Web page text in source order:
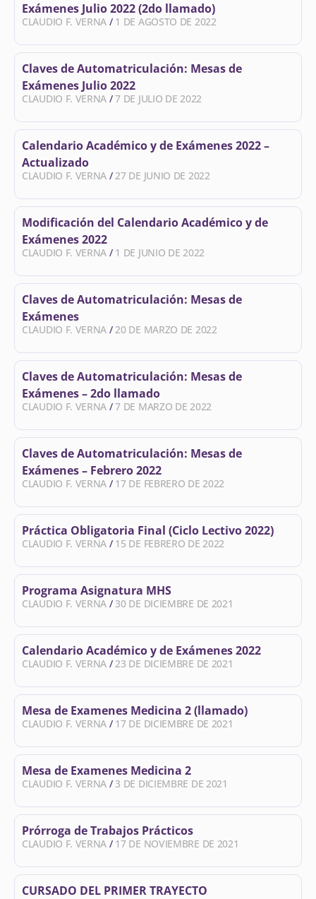
Exámenes Julio 2022 (2do llamado)
CLAUDIO F. VERNA 1 DE AGOSTO DE 2022
Claves de Automatriculación: Mesas de
Exámenes Julio 2022
CLAUDIO F. VERNA 7 DE JULIO DE 2022
Calendario Académico y de Exámenes 2022 –
Actualizado
CLAUDIO F. VERNA 27 DE JUNIO DE 2022
Modificación del Calendario Académico y de
Exámenes 2022
CLAUDIO F. VERNA 1 DE JUNIO DE 2022
Claves de Automatriculación: Mesas de
Exámenes
CLAUDIO F. VERNA 20 DE MARZO DE 2022
Claves de Automatriculación: Mesas de
Exámenes – 2do llamado
CLAUDIO F. VERNA 7 DE MARZO DE 2022
Claves de Automatriculación: Mesas de
Exámenes – Febrero 2022
CLAUDIO F. VERNA 17 DE FEBRERO DE 2022
Práctica Obligatoria Final (Ciclo Lectivo 2022)
CLAUDIO F. VERNA 15 DE FEBRERO DE 2022
Programa Asignatura MHS
CLAUDIO F. VERNA 30 DE DICIEMBRE DE 2021
Calendario Académico y de Exámenes 2022
CLAUDIO F. VERNA 23 DE DICIEMBRE DE 2021
Mesa de Examenes Medicina 2 (llamado)
CLAUDIO F. VERNA 17 DE DICIEMBRE DE 2021
Mesa de Examenes Medicina 2
CLAUDIO F. VERNA 3 DE DICIEMBRE DE 2021
Prórroga de Trabajos Prácticos
CLAUDIO F. VERNA 17 DE NOVIEMBRE DE 2021
CURSADO DEL PRIMER TRAYECTO